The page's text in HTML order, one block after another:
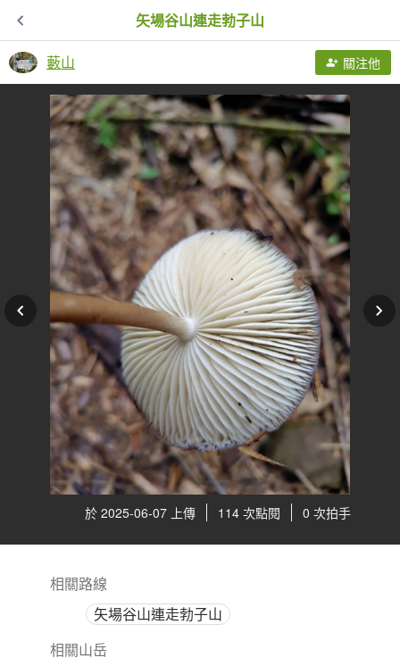
矢場谷山連走勃子山
藪山 關注他
於 2025-06-07 上傳 114 次點閱 0 次拍手
相關路線
矢場谷山連走勃子山
相關山岳